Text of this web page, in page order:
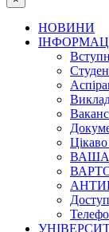
НОВИНИ
ВАША